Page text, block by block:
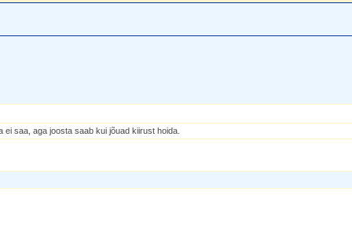
saa, aga joosta saab kui jõuad kiirust hoida.